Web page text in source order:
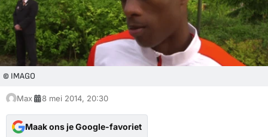
© IMAGO
Max 8 mei 2014, 20:30
Maak ons je Google-favoriet